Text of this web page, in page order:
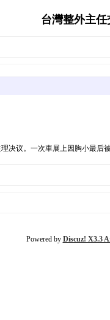
台灣整外主
议。一次車展上因胸小最
Powered by Discuz! X3.3